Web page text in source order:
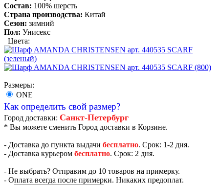
Состав: 100% шерсть
Страна производства: Китай
Сезон: зимний
Пол: Унисекс
Цвета:
Размеры:
ONE
Как определить свой размер?
Город доставки: Санкт-Петербург
* Вы можете сменить Город доставки в Корзине.
- Доставка до пункта выдачи бесплатно. Срок: 1-2 дня.
- Доставка курьером бесплатно. Срок: 2 дня.
- Не выбрать? Отправим до 10 товаров на примерку.
- Оплата всегда после примерки. Никаких предоплат.